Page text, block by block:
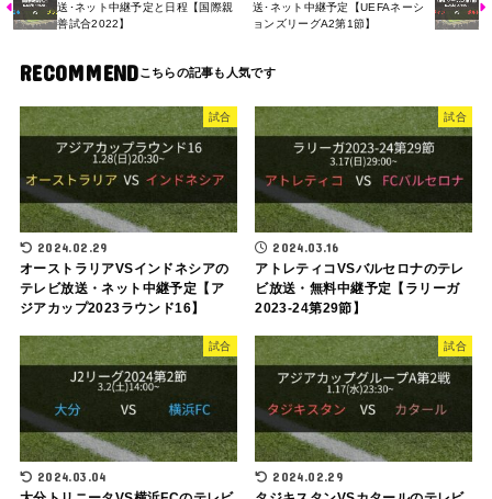
送･ネット中継予定と日程【国際親
善試合2022】
送･ネット中継予定【UEFAネーシ
ョンズリーグA2第1節】
RECOMMEND
試合
2024.02.29
オーストラリアVSインドネシアの
テレビ放送・ネット中継予定【ア
ジアカップ2023ラウンド16】
試合
2024.03.16
アトレティコVSバルセロナのテレ
ビ放送・無料中継予定【ラリーガ
2023-24第29節】
試合
2024.03.04
試合
2024.02.29